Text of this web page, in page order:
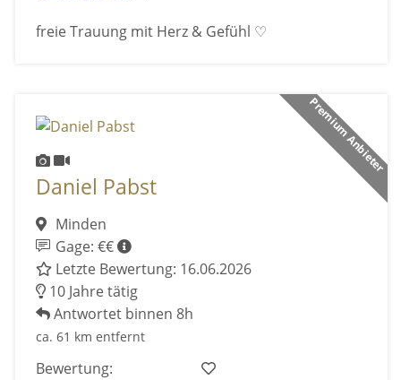
freie Trauung mit Herz & Gefühl ♡
Premium Anbieter
Daniel Pabst
Minden
Gage: €€
Letzte Bewertung: 16.06.2026
10 Jahre tätig
Antwortet binnen 8h
ca. 61 km entfernt
Bewertung: